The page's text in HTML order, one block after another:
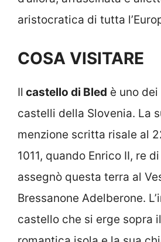
aristocratica di tutta
COSA VISITARE
Il castello di Bled è uno
castelli della Slovenia. La
menzione scritta risale al
1011, quando Enrico II, re
assegnò questa terra al
Bressanone Adelberone.
castello che si erge sopra